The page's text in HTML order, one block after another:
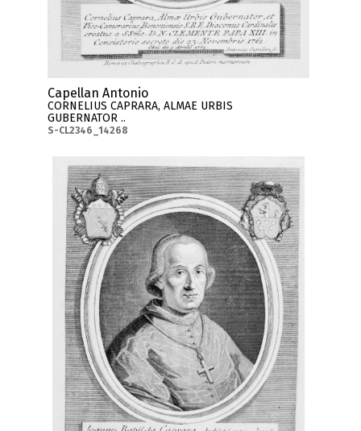
Capellan Antonio
CORNELIUS CAPRARA, ALMAE URBIS
GUBERNATOR ..
S-CL2346_14268